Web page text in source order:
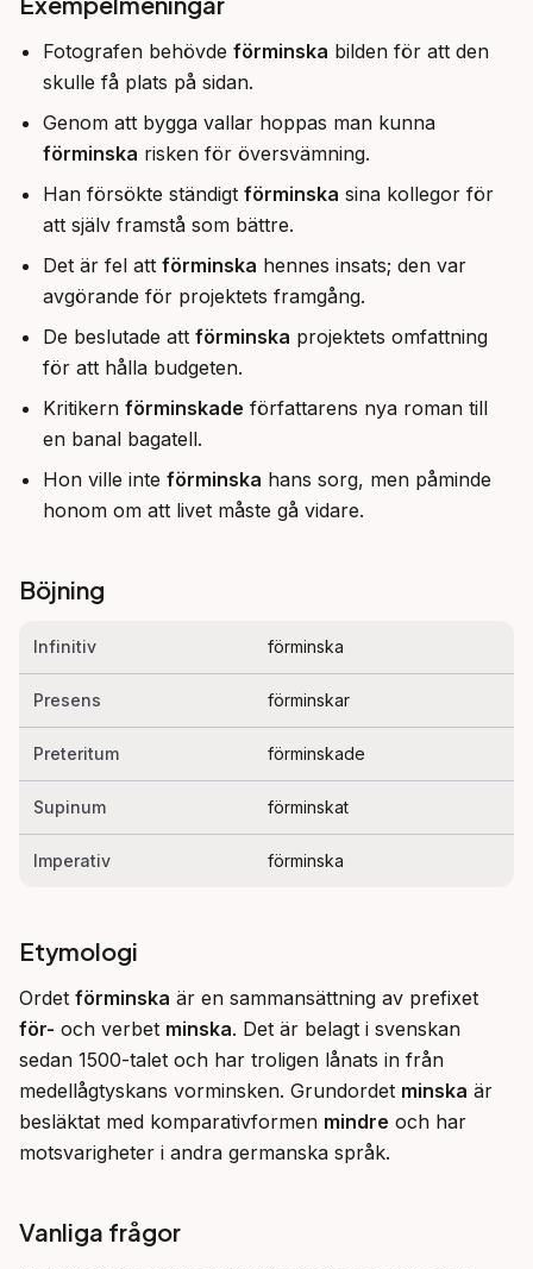
Fotografen behövde förminska bilden för att den
skulle få plats på sidan.
Genom att bygga vallar hoppas man kunna
förminska risken för översvämning.
Han försökte ständigt förminska sina kollegor för
att själv framstå som bättre.
Det är fel att förminska hennes insats; den var
avgörande för projektets framgång.
De beslutade att förminska projektets omfattning
för att hålla budgeten.
Kritikern förminskade författarens nya roman till
en banal bagatell.
Hon ville inte förminska hans sorg, men påminde
honom om att livet måste gå vidare.
Böjning
Infinitiv förminska
Presens förminskar
Preteritum förminskade
Supinum förminskat
Imperativ förminska
Etymologi
Ordet förminska
för- och verbet minska. Det är belagt i svenskan
sedan 1500-talet och har troligen lånats in från
medellågtyskans vorminsken. Grundordet minska är
besläktat med komparativformen mindre och har
motsvarigheter i andra germanska språk.
Vanliga frågor